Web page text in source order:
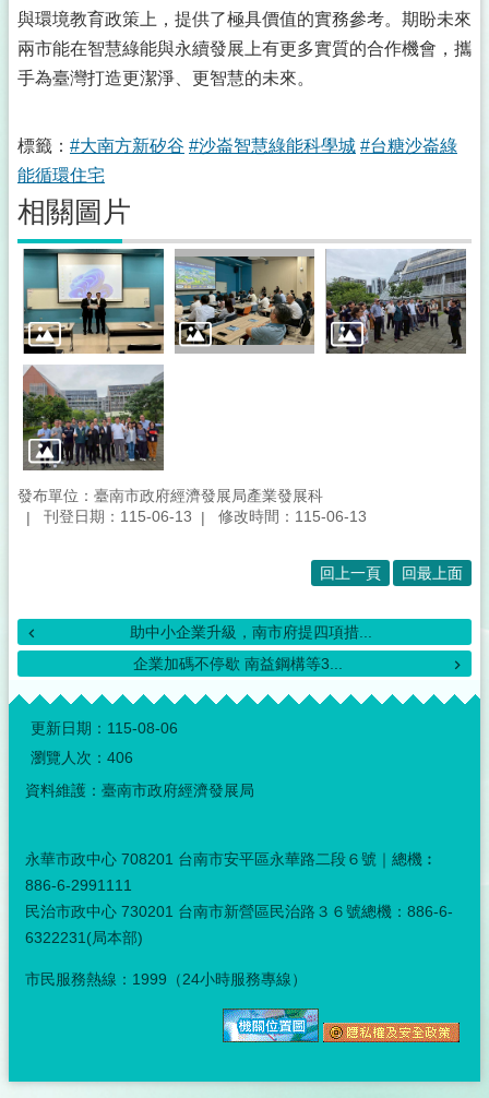
與環境教育政策上，提供了極具價值的實務參考。期盼未來
兩市能在智慧綠能與永續發展上有更多實質的合作機會，攜
手為臺灣打造更潔淨、更智慧的未來。
標籤： #大南方新矽谷 #沙崙智慧綠能科學城 #台糖沙崙綠
能循環住宅
相關圖片
發布單位：臺南市政府經濟發展局產業發展科
刊登日期：115-06-13
修改時間：115-06-13
回上一頁 回最上面
助中小企業升級，南市府提四項措...
企業加碼不停歇 南益鋼構等3...
:::
更新日期： 115-08-06
瀏覽人次： 406
資料維護：臺南市政府經濟發展局
永華市政中心 708201 台南市安平區永華路二段６號｜總機︰
886-6-2991111
民治市政中心 730201 台南市新營區民治路３６號總機：886-6-
6322231(局本部)
市民服務熱線：1999（24小時服務專線）